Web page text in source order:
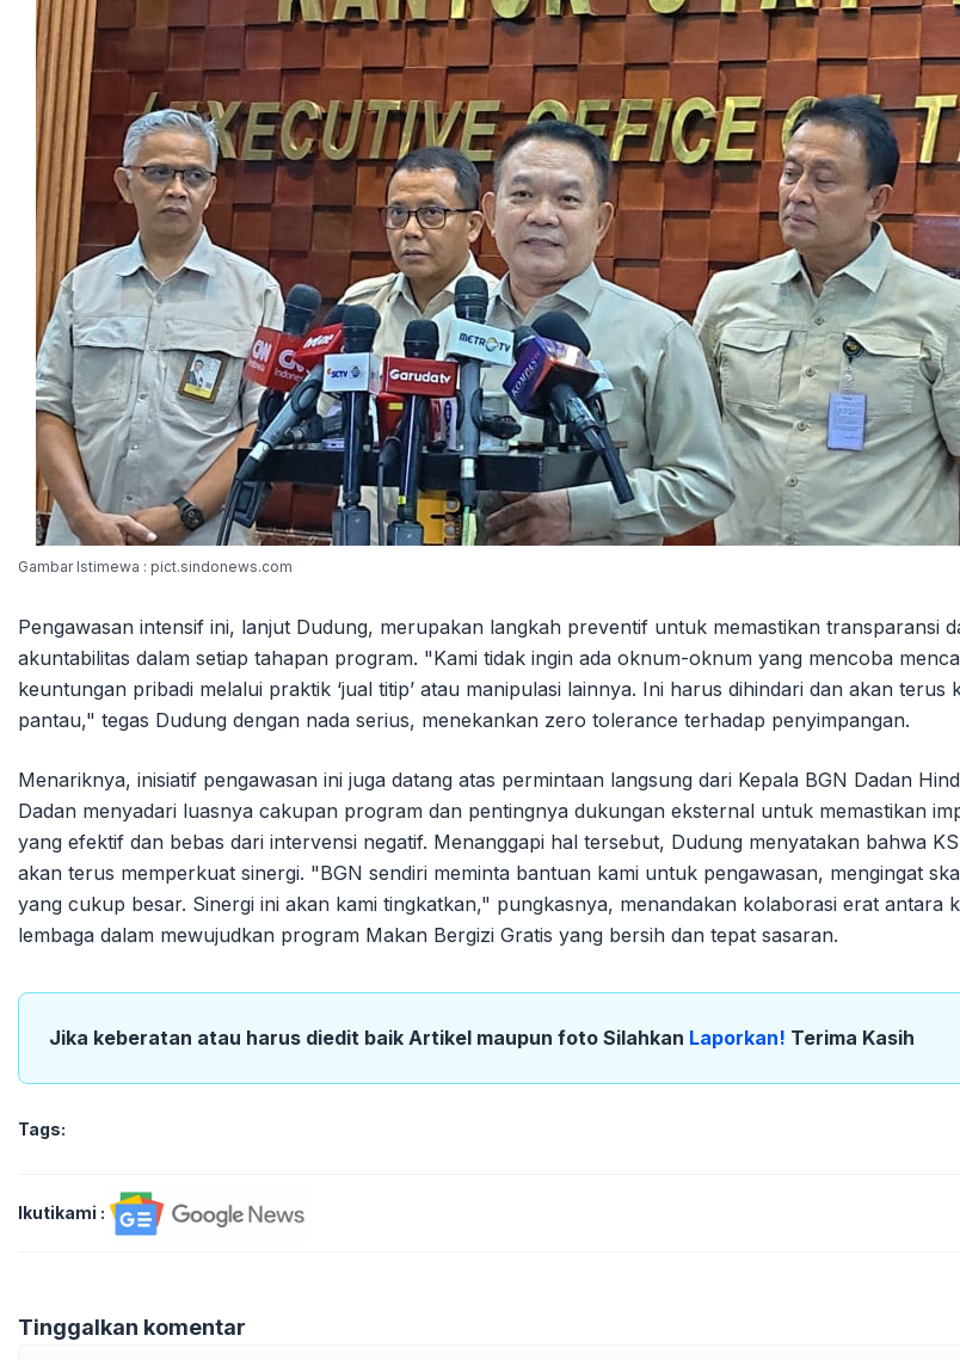
Gambar Istimewa : pict.sindonews.com
Pengawasan intensif ini, lanjut Dudung, merupakan langkah preventif untuk memastikan transparansi
akuntabilitas dalam setiap tahapan program. "Kami tidak ingin ada oknum-oknum yang mencoba
keuntungan pribadi melalui praktik ‘jual titip’ atau manipulasi lainnya. Ini harus dihindari dan akan terus
pantau," tegas Dudung dengan nada serius, menekankan zero tolerance terhadap penyimpangan.
Menariknya, inisiatif pengawasan ini juga datang atas permintaan langsung dari Kepala BGN Dadan
Dadan menyadari luasnya cakupan program dan pentingnya dukungan eksternal untuk memastikan
yang efektif dan bebas dari intervensi negatif. Menanggapi hal tersebut, Dudung menyatakan bahwa
akan terus memperkuat sinergi. "BGN sendiri meminta bantuan kami untuk pengawasan, mengingat
yang cukup besar. Sinergi ini akan kami tingkatkan," pungkasnya, menandakan kolaborasi erat antara
lembaga dalam mewujudkan program Makan Bergizi Gratis yang bersih dan tepat sasaran.
Jika keberatan atau harus diedit baik Artikel maupun foto Silahkan Laporkan! Terima Kasih
Tags:
Ikutikami :
Tinggalkan komentar